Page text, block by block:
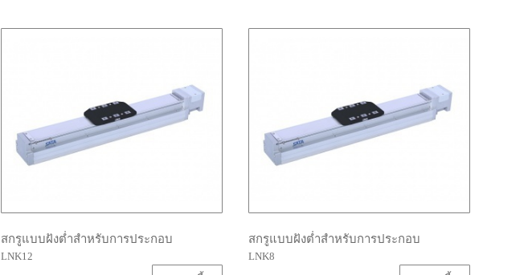
สกรูแบบฝังต่ำสำหรับการประกอบ
LNK12
สกรูแบบฝังต่ำสำหรับการประกอบ
LNK8